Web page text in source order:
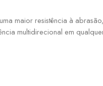
maior resistência à
multidirecional em